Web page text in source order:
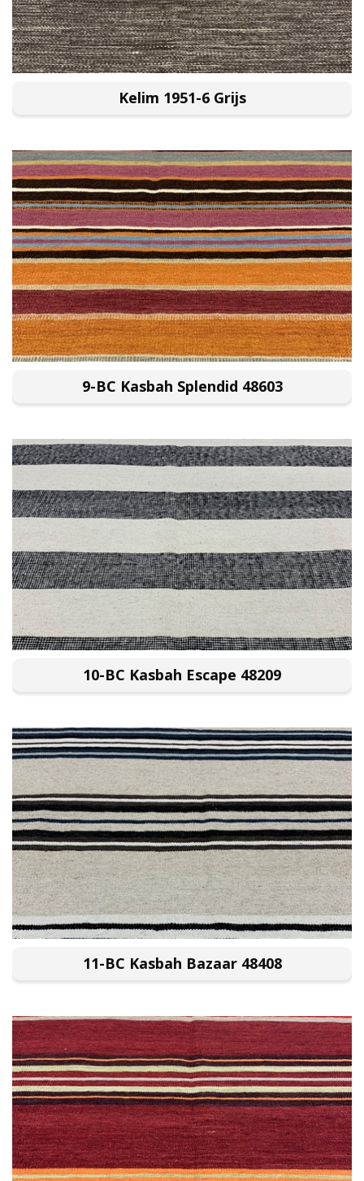
Kelim 1951-6 Grijs
9-BC Kasbah Splendid 48603
10-BC Kasbah Escape 48209
11-BC Kasbah Bazaar 48408